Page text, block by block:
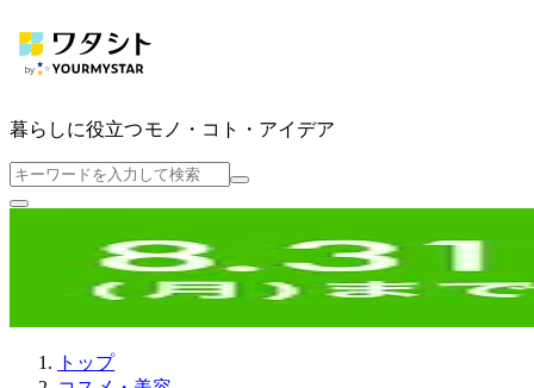
暮らしに役立つモノ・コト・アイデア
トップ